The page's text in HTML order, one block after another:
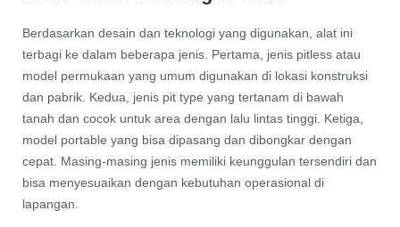
Berdasarkan desain dan teknologi yang digunakan, alat ini
terbagi ke dalam beberapa jenis. Pertama, jenis pitless atau
model permukaan yang umum digunakan di lokasi konstruksi
dan pabrik. Kedua, jenis pit type yang tertanam di bawah
tanah dan cocok untuk area dengan lalu lintas tinggi. Ketiga,
model portable yang bisa dipasang dan dibongkar dengan
cepat. Masing-masing jenis memiliki keunggulan tersendiri dan
bisa menyesuaikan dengan kebutuhan operasional di
lapangan.